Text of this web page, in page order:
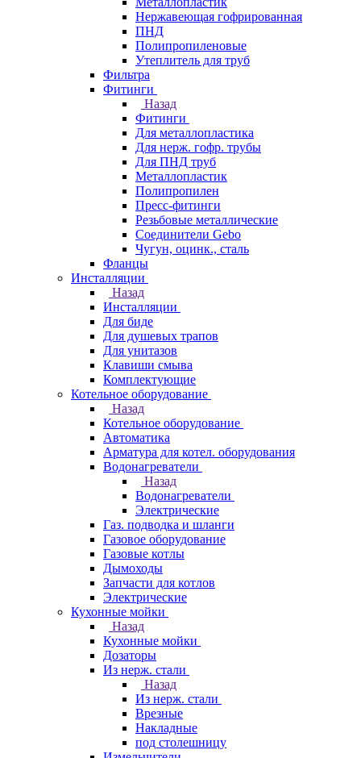
Нержавеющая гофрированная
ПНД
Полипропиленовые
Утеплитель для труб
Фильтра
Фитинги
Назад
Фитинги
Для металлопластика
Для нерж. гофр. трубы
Для ПНД труб
Металлопластик
Полипропилен
Пресс-фитинги
Резьбовые металлические
Соединители Gebo
Чугун, оцинк., сталь
Фланцы
Инсталляции
Назад
Инсталляции
Для биде
Для душевых трапов
Для унитазов
Клавиши смыва
Комплектующие
Котельное оборудование
Назад
Котельное оборудование
Автоматика
Арматура для котел. оборудования
Водонагреватели
Назад
Водонагреватели
Электрические
Газ. подводка и шланги
Газовое оборудование
Газовые котлы
Дымоходы
Запчасти для котлов
Электрические
Кухонные мойки
Назад
Кухонные мойки
Дозаторы
Из нерж. стали
Назад
Из нерж. стали
Врезные
Накладные
под столешницу